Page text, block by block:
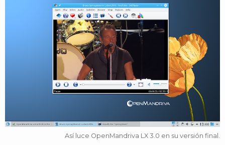
Así luce OpenMandriva LX 3.0 en su versión final.